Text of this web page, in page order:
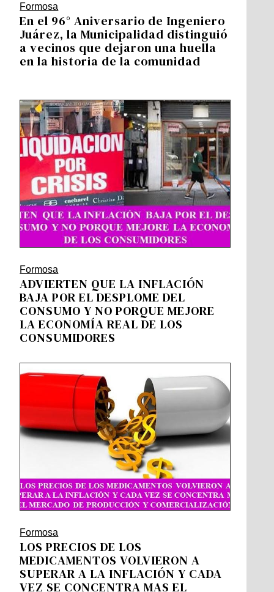
Formosa
En el 96° Aniversario de Ingeniero
Juárez, la Municipalidad distinguió
a vecinos que dejaron una huella
en la historia de la comunidad
Formosa
ADVIERTEN QUE LA INFLACIÓN
BAJA POR EL DESPLOME DEL
CONSUMO Y NO PORQUE MEJORE
LA ECONOMÍA REAL DE LOS
CONSUMIDORES
Formosa
LOS PRECIOS DE LOS
MEDICAMENTOS VOLVIERON A
SUPERAR A LA INFLACIÓN Y CADA
VEZ SE CONCENTRA MAS EL